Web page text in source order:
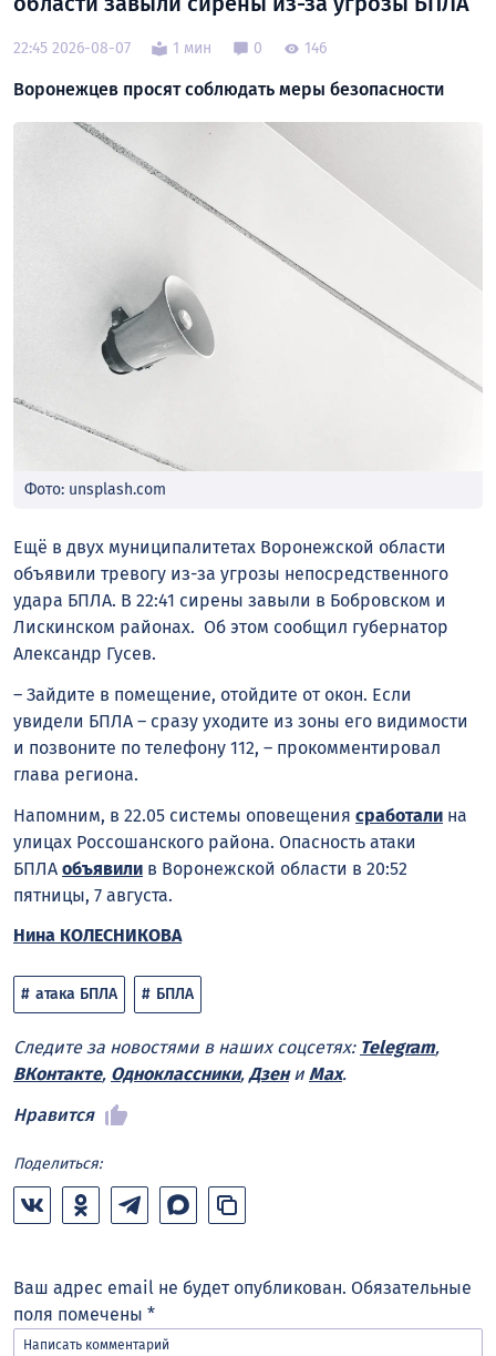
22:45 2026-08-07 1 мин 0 146
Воронежцев просят соблюдать меры безопасности
Фото: unsplash.com
Ещё в двух муниципалитетах Воронежской области
объявили тревогу из-за угрозы непосредственного
удара БПЛА. В 22:41 сирены завыли в Бобровском и
Лискинском районах. Об этом сообщил губернатор
Александр Гусев.
– Зайдите в помещение, отойдите от окон. Если
увидели БПЛА – сразу уходите из зоны его видимости
и позвоните по телефону 112, – прокомментировал
глава региона.
Напомним, в 22.05 системы оповещения сработали на
улицах Россошанского района. Опасность атаки
БПЛА объявили в Воронежской области в 20:52
пятницы, 7 августа.
Нина КОЛЕСНИКОВА
атака БПЛА БПЛА
Следите за новостями в наших соцсетях: Telegram,
ВКонтакте, Одноклассники, Дзени Max.
Нравится
Поделиться:
Ваш адрес email не будет опубликован. Обязательные
поля помечены *